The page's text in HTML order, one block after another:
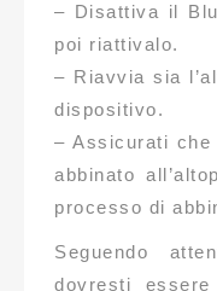
– Disattiva il
poi riattivalo.
– Riavvia sia
dispositivo.
– Assicurati
abbinato
processo di
Seguendo
dovresti